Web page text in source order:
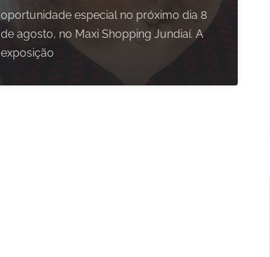
oportunidade especial no próximo dia 8
de agosto, no Maxi Shopping Jundiaí. A
exposição